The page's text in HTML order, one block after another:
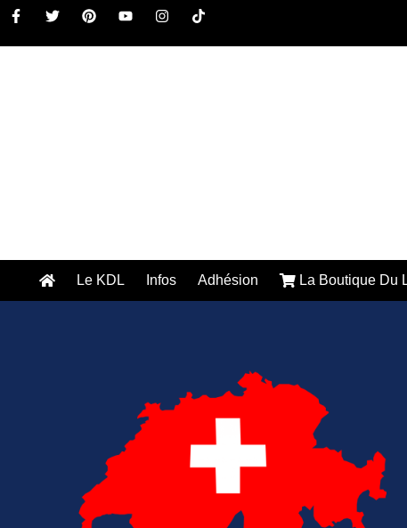
Le KDL Infos Adhésion La Boutique Du